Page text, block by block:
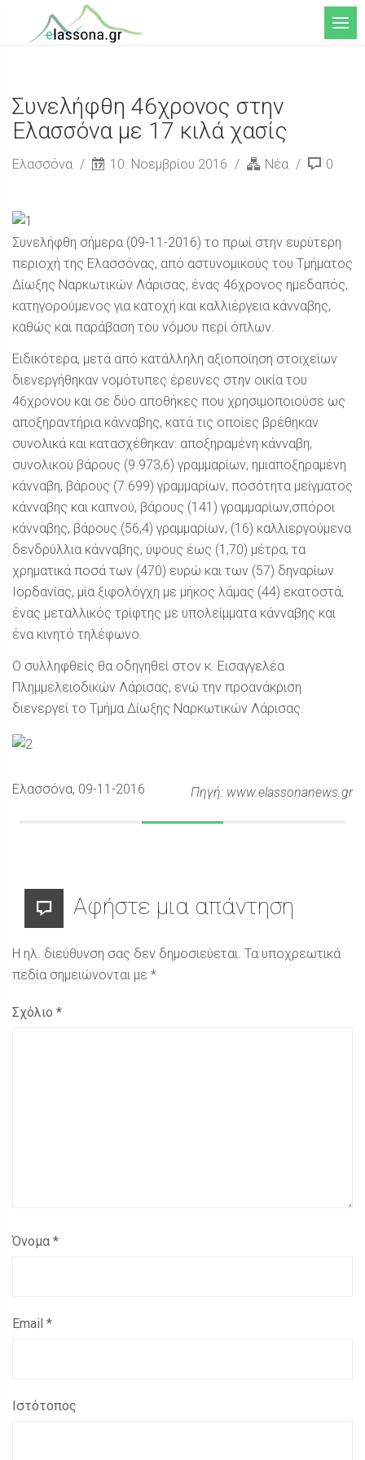
Μενού
Συνελήφθη 46χρονος στην
Ελασσόνα με 17 κιλά χασίς
Ελασσόνα 10. Νοεμβρίου 2016 Νέα 0
Συνελήφθη σήμερα (09-11-2016) το πρωί στην ευρύτερη
περιοχή της Ελασσόνας, από αστυνομικούς του Τμήματος
Δίωξης Ναρκωτικών Λάρισας, ένας 46χρονος ημεδαπός,
κατηγορούμενος για κατοχή και καλλιέργεια κάνναβης,
καθώς και παράβαση του νόμου περί όπλων.
Ειδικότερα, μετά από κατάλληλη αξιοποίηση στοιχείων
διενεργήθηκαν νομότυπες έρευνες στην οικία του
46χρονου και σε δύο αποθήκες που χρησιμοποιούσε ως
αποξηραντήρια κάνναβης, κατά τις οποίες βρέθηκαν
συνολικά και κατασχέθηκαν: αποξηραμένη κάνναβη,
συνολικού βάρους (9.973,6) γραμμαρίων, ημιαποξηραμένη
κάνναβη, βάρους (7.699) γραμμαρίων, ποσότητα μείγματος
κάνναβης και καπνού, βάρους (141) γραμμαρίων,σπόροι
κάνναβης, βάρους (56,4) γραμμαρίων, (16) καλλιεργούμενα
δενδρύλλια κάνναβης, ύψους έως (1,70) μέτρα, τα
χρηματικά ποσά των (470) ευρώ και των (57) δηναρίων
Ιορδανίας, μία ξιφολόγχη με μήκος λάμας (44) εκατοστά,
ένας μεταλλικός τρίφτης με υπολείμματα κάνναβης και
ένα κινητό τηλέφωνο.
Ο συλληφθείς θα οδηγηθεί στον κ. Εισαγγελέα
Πλημμελειοδικών Λάρισας, ενώ την προανάκριση
διενεργεί το Τμήμα Δίωξης Ναρκωτικών Λάρισας.
Πηγή: www.elassonanews.gr
Ελασσόνα, 09-11-2016
Αφήστε μια απάντηση
Η ηλ. διεύθυνση σας δεν δημοσιεύεται. Τα υποχρεωτικά
πεδία σημειώνονται με *
Σχόλιο *
Όνομα *
Email *
Ιστότοπος